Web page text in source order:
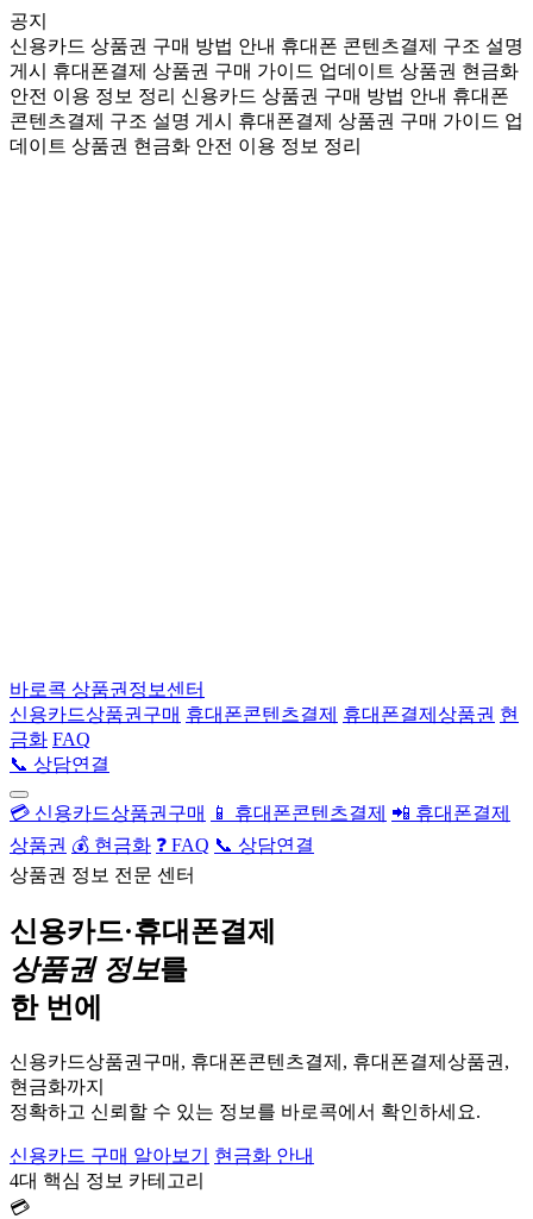
공지
신용카드 상품권 구매 방법 안내 휴대폰 콘텐츠결제 구조 설명
게시
휴대폰결제 상품권 구매 가이드 업데이트 상품권 현금화
안전 이용 정보 정리 신용카드 상품권 구매 방법 안내 휴대폰
콘텐츠결제 구조 설명 게시
휴대폰결제 상품권 구매 가이드 업
데이트 상품권 현금화 안전 이용 정보 정리
바로콕 상품권정보센터
신용카드상품권구매 휴대폰콘텐츠결제 휴대폰결제상품권 현
금화 FAQ
📞 상담연결
💳 신용카드상품권구매 📱 휴대폰콘텐츠결제 📲 휴대폰결제
상품권 💰 현금화 ❓ FAQ 📞 상담연결
상품권 정보 전문 센터
신용카드·휴대폰결제
상품권 정보를
한 번에
신용카드상품권구매, 휴대폰콘텐츠결제, 휴대폰결제상품권,
현금화까지
정확하고 신뢰할 수 있는 정보를 바로콕에서 확인하세요.
신용카드 구매 알아보기
현금화 안내
4대 핵심 정보 카테고리
💳